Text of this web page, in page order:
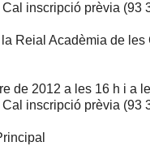
inscripció prèvia (93
la Reial Acadèmia de les
de 2012 a les 16 h i a
inscripció prèvia (93